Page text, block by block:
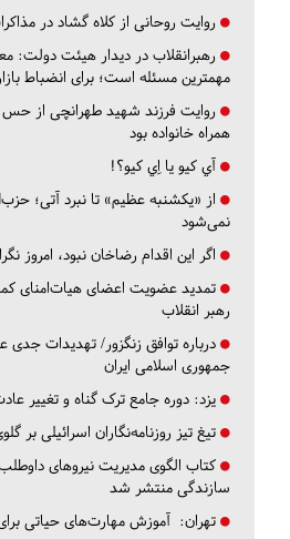
روایت روحانی از کلاه گشاد در
رهبرانقلاب در دیدار هیئت دولت:
مهمترین مسئله است؛ برای انضباط
روایت فرزند شهید طهرانچی از
همراه خانواده بود
آي كيو يا اِي كيو؟!
از «یکشنبه عظیم» تا نبرد آتی؛
نمی‌شود
اگر این اقدام رضاخان نبود، امروز
تمدید عضویت اعضای هیات‌امنای
رهبر انقلاب
درباره توافق زنگزور/ تهدیدات جدی
جمهوری اسلامی ایران
یزد: دوره جامع ترک گناه و تغییر
تیغ تیز روزنامه‌نگاران اسرائیلی بر
کتاب الگوی مدیریت نیروهای
سازندگی منتشر شد
تهران: آموزش مهارت‌های حیاتی